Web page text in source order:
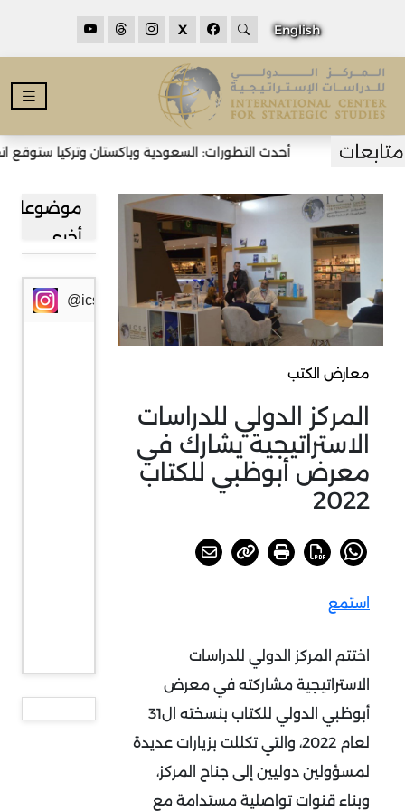
English
X
أحدث التطورات: السعودية وباكستان وتركيا ستوقع
معارض الكتب
المركز الدولي للدراسات
الاستراتيجية يشارك في
معرض أبوظبي للكتاب
2022
استمع
اختتم المركز الدولي للدراسات
الاستراتيجية مشاركته في معرض
أبوظبي الدولي للكتاب بنسخته ال31
لعام 2022، والتي تكللت بزيارات عديدة
لمسؤولين دوليين إلى جناح المركز،
وبناء قنوات تواصلية مستدامة مع
موضوعات
أخرى
@icssresearch